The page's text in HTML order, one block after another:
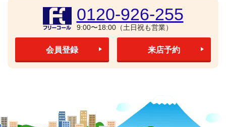
0120-926-255
9:00〜18:00（土日祝も営業）
会員登録 来店予約